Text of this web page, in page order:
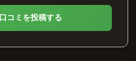
口コミを投稿する